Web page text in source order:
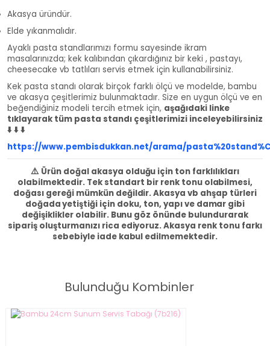
Akasya üründür.
Elde yıkanmalıdır.
Ayaklı pasta standlarımızı formu sayesinde ikram
masalarınızda; kek kalıbından çıkardığınız bir keki , pastayı,
cheesecake vb tatlıları servis etmek için kullanabilirsiniz.
Kek pasta standı olarak birçok farklı ölçü ve modelde, bambu
ve akasya çeşitlerimiz bulunmaktadır. Size en uygun ölçü ve en
beğendiğiniz modeli tercih etmek için, aşağıdaki linke
tıklayarak tüm pasta standı çeşitlerimizi inceleyebilirsiniz
⬇️ ⬇️ ⬇️
https://www.pembisdukkan.net/arama/
⚠️ Ürün doğal akasya olduğu için ton farklılıkları
olabilmektedir. Tek standart bir renk tonu olabilmesi,
doğası gereği mümkün değildir. Akasya vb ahşap türleri
doğada yetiştiği için doku, ton, yapı ve damar gibi
değişiklikler olabilir. Bunu göz önünde bulundurarak
sipariş oluşturmanızı rica ediyoruz. Akasya renk tonu farkı
sebebiyle iade kabul edilmemektedir.
Bulunduğu Kombinler